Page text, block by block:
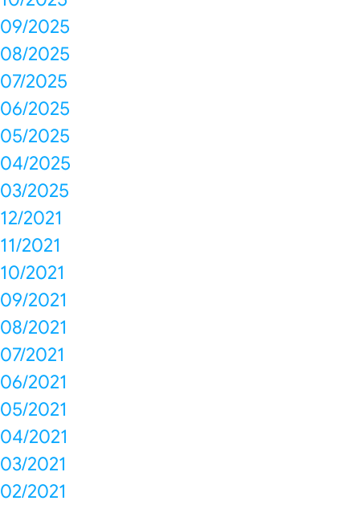
09/2025
08/2025
07/2025
06/2025
05/2025
04/2025
03/2025
12/2021
11/2021
10/2021
09/2021
08/2021
07/2021
06/2021
05/2021
04/2021
03/2021
02/2021